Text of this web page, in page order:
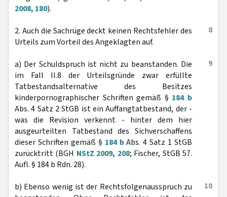
2008, 180).
8
2. Auch die Sachrüge deckt keinen Rechtsfehler des
Urteils zum Vorteil des Angeklagten auf.
9
a) Der Schuldspruch ist nicht zu beanstanden. Die
im Fall II.8 der Urteilsgründe zwar erfüllte
Tatbestandsalternative des Besitzes
kinderpornographischer Schriften gemäß § 184 b
Abs. 4 Satz 2 StGB ist ein Auffangtatbestand, der -
was die Revision verkennt - hinter dem hier
ausgeurteilten Tatbestand des Sichverschaffens
dieser Schriften gemäß § 184 bAbs. 4 Satz 1 StGB
zurücktritt (BGH NStZ 2009, 208; Fischer, StGB 57.
Aufl. § 184 b Rdn. 28).
10
b) Ebenso wenig ist der Rechtsfolgenausspruch zu